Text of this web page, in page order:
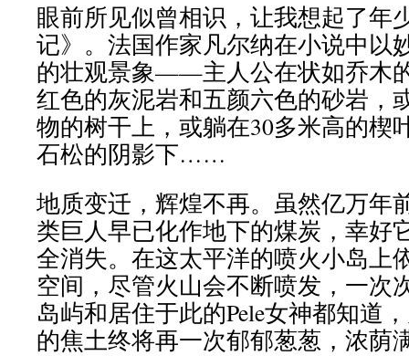
眼前所见似曾相识，让我想起了年
记》。法国作家凡尔纳在小说中以
的壮观景象——主人公在状如乔木
红色的灰泥岩和五颜六色的砂岩，
物的树干上，或躺在30多米高的楔
石松的阴影下……
地质变迁，辉煌不再。虽然亿万年
类巨人早已化作地下的煤炭，幸好
全消失。在这太平洋的喷火小岛上
空间，尽管火山会不断喷发，一次
岛屿和居住于此的Pele女神都知道
的焦土终将再一次郁郁葱葱，浓荫